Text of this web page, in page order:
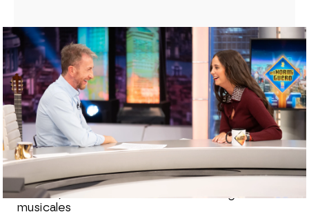
EL HORMIGUERO
La manía más curiosa de Victoria
de Marichalar, en El Hormiguero:
"Tengo las piernas llenas de
cicatrices"
Victoria de Marichalar se ha sincerado como
nunca antes en El Hormiguero y ha revelado una
peculiar manía que le ha dejado más de una
cicatriz, además de hablar sobre sus gustos
musicales